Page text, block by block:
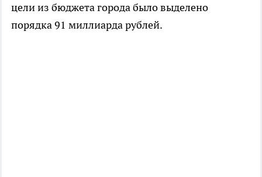
цели из бюджета города было выделено
порядка 91 миллиарда рублей.